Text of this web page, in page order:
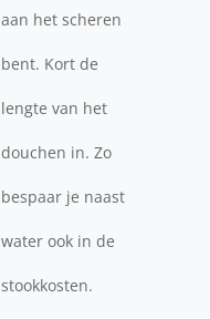
aan het scheren
bent. Kort de
lengte van het
douchen in. Zo
bespaar je naast
water ook in de
stookkosten.